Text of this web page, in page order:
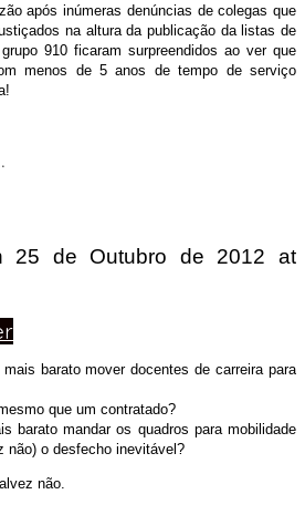
após inúmeras denúncias de colegas que
na altura da publicação da listas de
910 ficaram surpreendidos ao ver que
menos de 5 anos de tempo de serviço
25 de Outubro de 2012at
barato mover docentes de carreira para
que um contratado?
barato mandar os quadros para mobilidade
não) o desfecho inevitável?
não.